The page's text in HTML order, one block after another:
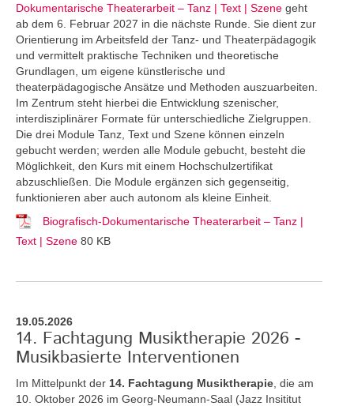
Dokumentarische Theaterarbeit – Tanz | Text | Szene geht
ab dem 6. Februar 2027 in die nächste Runde. Sie dient zur
Orientierung im Arbeitsfeld der Tanz- und Theaterpädagogik
und vermittelt praktische Techniken und theoretische
Grundlagen, um eigene künstlerische und
theaterpädagogische Ansätze und Methoden auszuarbeiten.
Im Zentrum steht hierbei die Entwicklung szenischer,
interdisziplinärer Formate für unterschiedliche Zielgruppen.
Die drei Module Tanz, Text und Szene können einzeln
gebucht werden; werden alle Module gebucht, besteht die
Möglichkeit, den Kurs mit einem Hochschulzertifikat
abzuschließen. Die Module ergänzen sich gegenseitig,
funktionieren aber auch autonom als kleine Einheit.
Biografisch-Dokumentarische Theaterarbeit – Tanz |
Text | Szene 80 KB
19.05.2026
14. Fachtagung Musiktherapie 2026 -
Musikbasierte Interventionen
Im Mittelpunkt der 14. Fachtagung Musiktherapie , die am
10. Oktober 2026 im Georg-Neumann-Saal (Jazz Insititut